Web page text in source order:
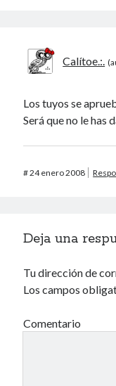
Calítoe.:.
Los tuyos se
Será que no le has
#24 enero 2008
Deja una
Tu dirección de
Los campos
Comentario